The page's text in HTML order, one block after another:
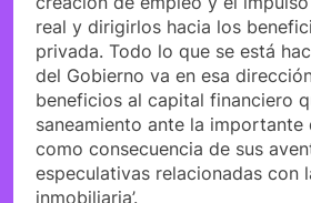
real y dirigirlos hacia los
privada. Todo lo que se está
del Gobierno va en esa
beneficios al capital financiero
saneamiento ante la importante
como consecuencia de sus
especulativas relacionadas con
inmobiliaria’.